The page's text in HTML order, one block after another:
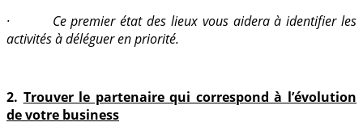
· Ce premier état des lieux vous aidera à identifier les
activités à déléguer en priorité.
2. Trouver le partenaire qui correspond à l’évolution
de votre business